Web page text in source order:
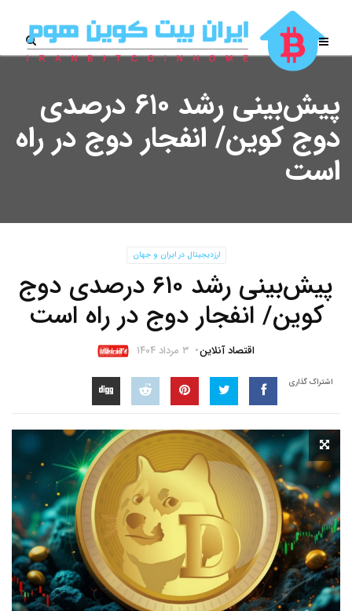
پیش‌بینی رشد ۶۱۰ درصدی
دوج ‌کوین/ انفجار دوج در راه
است
ارزدیجیتال در ایران و جهان
پیش‌بینی رشد ۶۱۰ درصدی دوج
‌کوین/ انفجار دوج در راه است
اقتصاد آنلاین ۳ مرداد ۱۴۰۴
اشتراک گذاری